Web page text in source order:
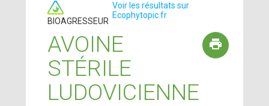
BIOAGRESSEUR
Voir les résultats sur
Ecophytopic.fr
AVOINE
STÉRILE
LUDOVICIENNE